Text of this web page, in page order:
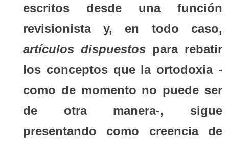
escritos desde una función
revisionista y, en todo caso,
artículos dispuestospara rebatir
los conceptos que la ortodoxia -
como de momento no puede ser
de otra manera-, sigue
presentando como creencia de